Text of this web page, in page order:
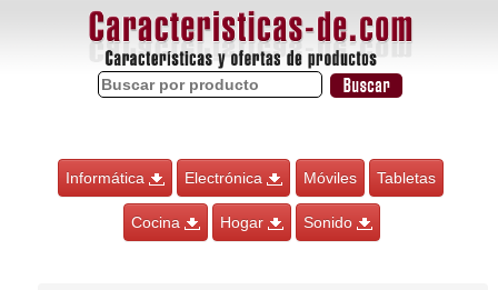
Informática Electrónica Móviles Tabletas
Cocina Hogar Sonido